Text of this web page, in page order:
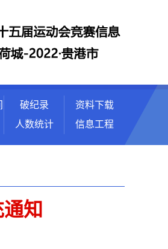
破纪录
人数统计
资料下载
信息工程
知